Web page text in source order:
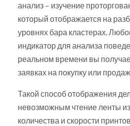
анализ – изучение
который отображается на
уровнях бара кластерах.
индикатор для анализа
реальном времени вы
заявках на покупку или
Такой способ отображения
невозможным чтение ленты
количества и скорости